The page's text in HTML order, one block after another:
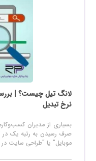
لانگ تیل چیست؟ |
نرخ تبدیل
بسیاری از مدیران
صرف رسیدن به رتبه یک در
موبایل" یا "طراحی سایت در